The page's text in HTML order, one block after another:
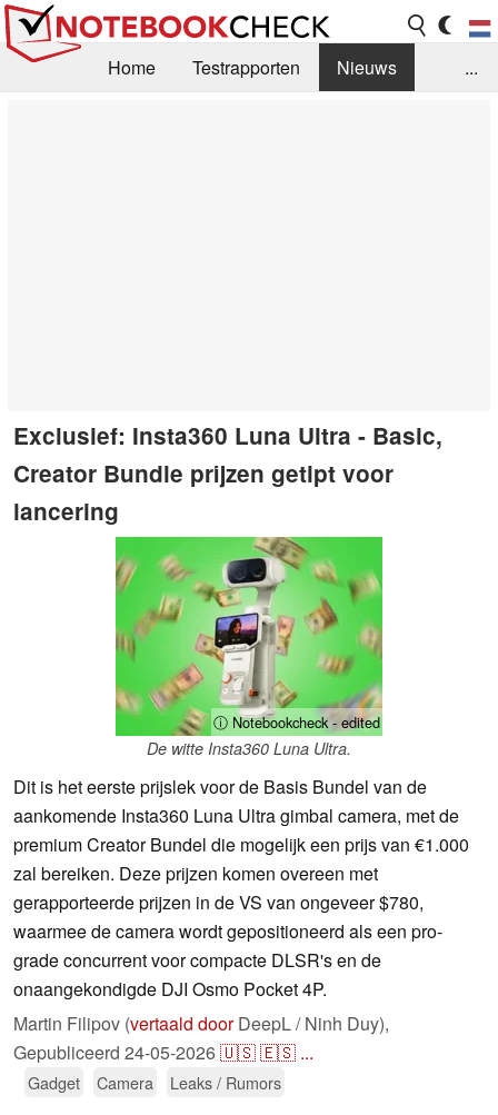
Home Testrapporten
Nieuws
...
Exclusief: Insta360 Luna Ultra - Basic,
Creator Bundle prijzen getipt voor
lancering
ⓘ Notebookcheck - edited
De witte Insta360 Luna Ultra.
Dit is het eerste prijslek voor de Basis Bundel van de
aankomende Insta360 Luna Ultra gimbal camera, met de
premium Creator Bundel die mogelijk een prijs van €1.000
zal bereiken. Deze prijzen komen overeen met
gerapporteerde prijzen in de VS van ongeveer $780,
waarmee de camera wordt gepositioneerd als een pro-
grade concurrent voor compacte DLSR's en de
onaangekondigde DJI Osmo Pocket 4P.
Martin Filipov (vertaald doorDeepL / Ninh Duy),
Gepubliceerd 24-05-2026🇺🇸🇪🇸 ...
Gadget Camera Leaks / Rumors